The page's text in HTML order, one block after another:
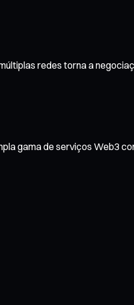
redes torna a
gama de serviços Web3